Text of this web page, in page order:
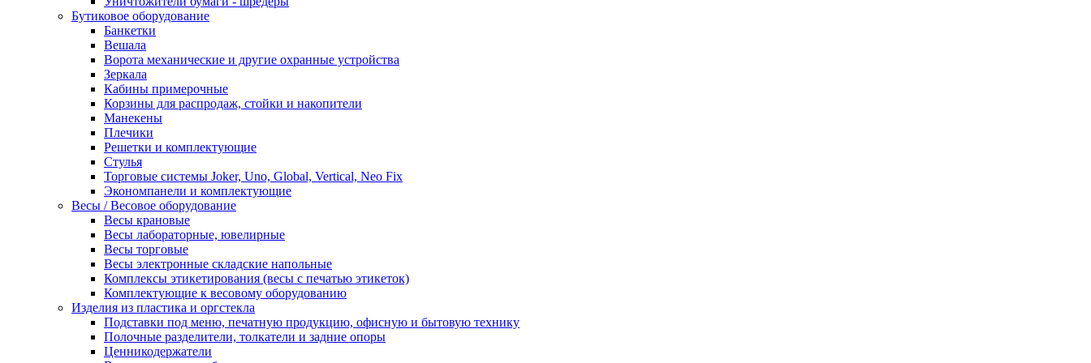
Бутиковое оборудование
Банкетки
Вешала
Ворота механические и другие охранные устройства
Зеркала
Кабины примерочные
Корзины для распродаж, стойки и накопители
Манекены
Плечики
Решетки и комплектующие
Стулья
Торговые системы Joker, Uno, Global, Vertical, Neo Fix
Экономпанели и комплектующие
Весы / Весовое оборудование
Весы крановые
Весы лабораторные, ювелирные
Весы торговые
Весы электронные складские напольные
Комплексы этикетирования (весы с печатью этикеток)
Комплектующие к весовому оборудованию
Изделия из пластика и оргстекла
Подставки под меню, печатную продукцию, офисную и бытовую технику
Полочные разделители, толкатели и задние опоры
Ценникодержатели